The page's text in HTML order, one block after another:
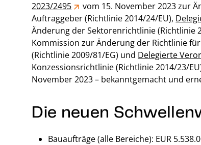
2023/2495
vom 15. November 2023 zur
Auftraggeber (Richtlinie 2014/24/EU),
Änderung der Sektorenrichtlinie (Richtlinie
Kommission zur Änderung der Richtlinie
(Richtlinie 2009/81/EG) und Delegierte
Konzessionsrichtlinie (Richtlinie 2014/23/
November 2023 – bekanntgemacht und
Die neuen
Bauaufträge (alle Bereiche): EUR